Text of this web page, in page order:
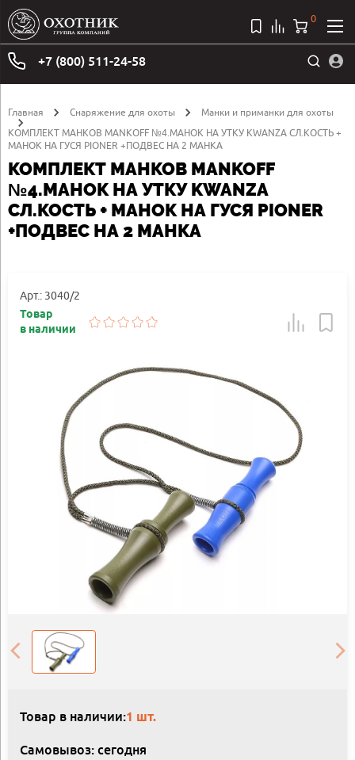
+7 (800) 511-24-58
0
Главная Снаряжение для охоты
Манки и приманки для охоты
КОМПЛЕКТ МАНКОВ MANKOFF №4.МАНОК НА УТКУ KWANZA СЛ.КОСТЬ +
МАНОК НА ГУСЯ PIONER +ПОДВЕС НА 2 МАНКА
КОМПЛЕКТ МАНКОВ MANKOFF
№4.МАНОК НА УТКУ KWANZA
СЛ.КОСТЬ + МАНОК НА ГУСЯ PIONER
+ПОДВЕС НА 2 МАНКА
Арт.: 3040/2
Товар
в наличии
Товар в наличии:1 шт.
Самовывоз: сегодня